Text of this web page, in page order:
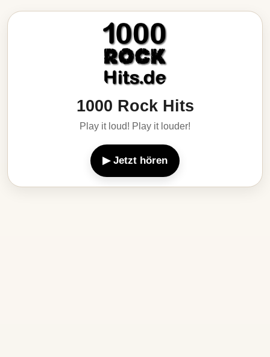
1000 Rock Hits
Play it loud! Play it louder!
▶ Jetzt hören